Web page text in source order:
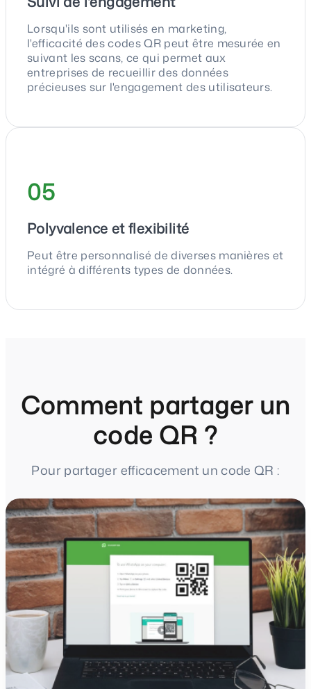
Lorsqu'ils sont utilisés en marketing,
l'efficacité des codes QR peut être mesurée en
suivant les scans, ce qui permet aux
entreprises de recueillir des données
précieuses sur l'engagement des utilisateurs.
05
Polyvalence et flexibilité
Peut être personnalisé de diverses manières et
intégré à différents types de données.
Comment partager un
code QR ?
Pour partager efficacement un code QR :